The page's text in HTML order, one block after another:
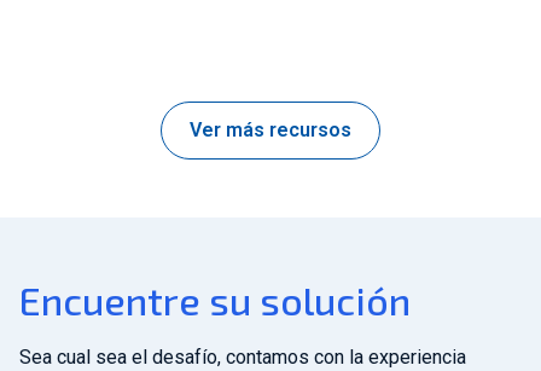
Ver más recursos
Encuentre su solución
Sea cual sea el desafío, contamos con la experiencia